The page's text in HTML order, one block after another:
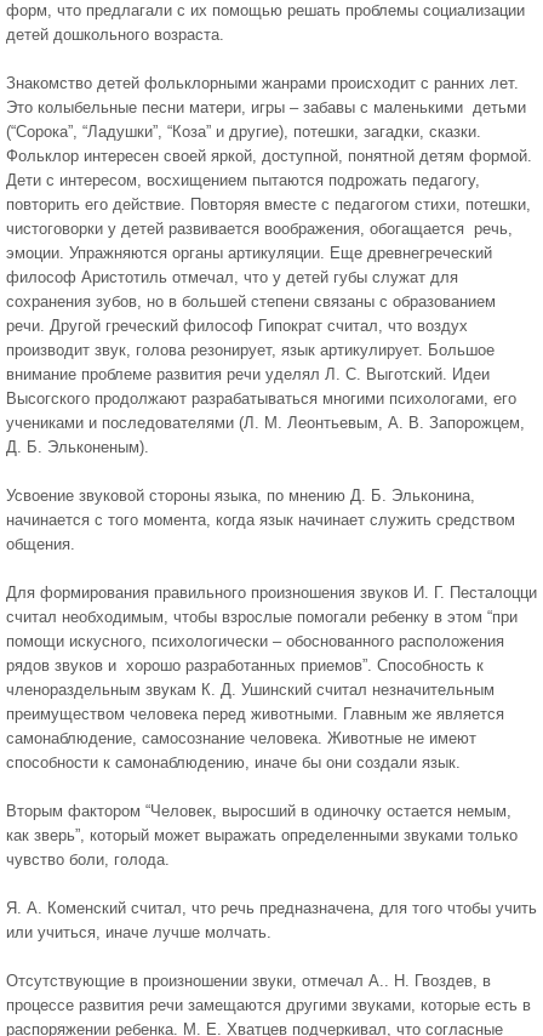
форм, что предлагали с их помощью решать проблемы социализации
детей дошкольного возраста.
Знакомство детей фольклорными жанрами происходит с ранних лет.
Это колыбельные песни матери, игры – забавы с маленькими детьми
(“Сорока”, “Ладушки”, “Коза” и другие), потешки, загадки, сказки.
Фольклор интересен своей яркой, доступной, понятной детям формой.
Дети с интересом, восхищением пытаются подрожать педагогу,
повторить его действие. Повторяя вместе с педагогом стихи, потешки,
чистоговорки у детей развивается воображения, обогащается речь,
эмоции. Упражняются органы артикуляции. Еще древнегреческий
философ Аристотиль отмечал, что у детей губы служат для
сохранения зубов, но в большей степени связаны с образованием
речи. Другой греческий философ Гипократ считал, что воздух
производит звук, голова резонирует, язык артикулирует. Большое
внимание проблеме развития речи уделял Л. С. Выготский. Идеи
Высогского продолжают разрабатываться многими психологами, его
учениками и последователями (Л. М. Леонтьевым, А. В. Запорожцем,
Д. Б. Эльконеным).
Усвоение звуковой стороны языка, по мнению Д. Б. Эльконина,
начинается с того момента, когда язык начинает служить средством
общения.
Для формирования правильного произношения звуков И. Г. Песталоцци
считал необходимым, чтобы взрослые помогали ребенку в этом “при
помощи искусного, психологически – обоснованного расположения
рядов звуков и хорошо разработанных приемов”. Способность к
членораздельным звукам К. Д. Ушинский считал незначительным
преимуществом человека перед животными. Главным же является
самонаблюдение, самосознание человека. Животные не имеют
способности к самонаблюдению, иначе бы они создали язык.
Вторым фактором “Человек, выросший в одиночку остается немым,
как зверь”, который может выражать определенными звуками только
чувство боли, голода.
Я. А. Коменский считал, что речь предназначена, для того чтобы учить
или учиться, иначе лучше молчать.
Отсутствующие в произношении звуки, отмечал А.. Н. Гвоздев, в
процессе развития речи замещаются другими звуками, которые есть в
распоряжении ребенка. М. Е. Хватцев подчеркивал, что согласные